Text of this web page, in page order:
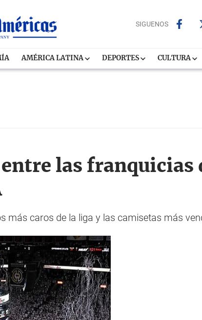
SIGUENOS
AMÉRICA LATINA DEPORTES CULTURA
las franquicias
más caros de la liga y las camisetas más